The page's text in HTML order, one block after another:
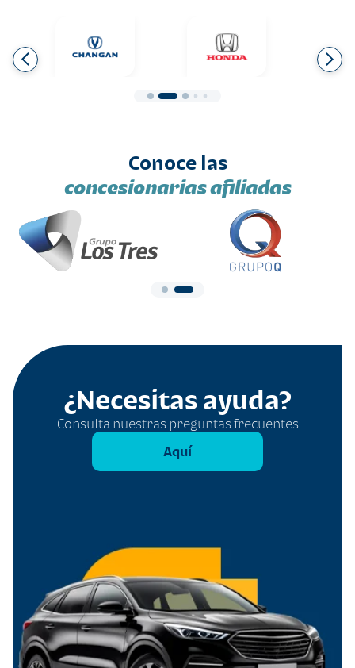
Conoce las
concesionarias afiliadas
¿Necesitas ayuda?
Consulta nuestras preguntas frecuentes
Aquí